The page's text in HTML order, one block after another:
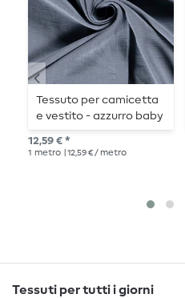
Tessuto per camicetta
e vestito - azzurro baby
12,59 € *
1 metro | 12,59 € / metro
Tessuti per tutti i giorni